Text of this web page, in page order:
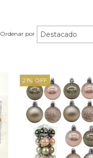
Ordenar por
21%OFF